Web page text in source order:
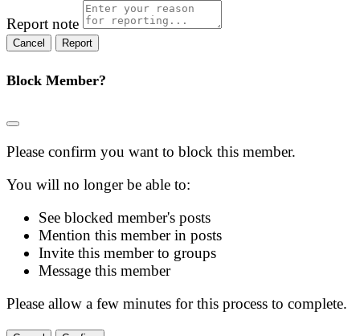
Report note
Report
Block Member?
Please confirm you want to block this member.
You will no longer be able to:
See blocked member's posts
Mention this member in posts
Invite this member to groups
Message this member
Please allow a few minutes for this process to complete.